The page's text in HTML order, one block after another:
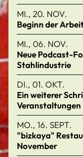
MI., 20. NOV.
Beginn der
MI., 06. NOV.
Neue Podcast-
Stahlindustrie
DI., 01. OKT.
Ein weiterer
Veranstaltungen
MO., 16. SEPT.
"bizkaya"
November